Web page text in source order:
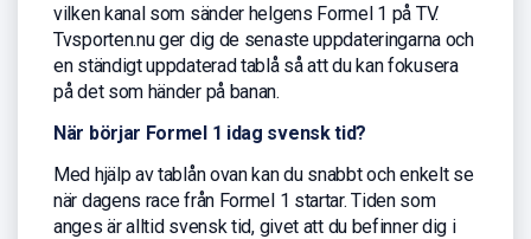
vilken kanal som sänder helgens Formel 1 på TV.
Tvsporten.nu ger dig de senaste uppdateringarna och
en ständigt uppdaterad tablå så att du kan fokusera
på det som händer på banan.
När börjar Formel 1 idag svensk tid?
Med hjälp av tablån ovan kan du snabbt och enkelt se
när dagens race från Formel 1 startar. Tiden som
anges är alltid svensk tid, givet att du befinner dig i